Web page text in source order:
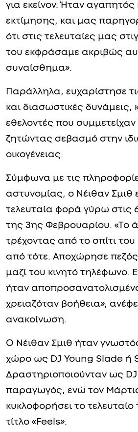
για εκείνον. Ήταν αγαπητός
εκτίμησης, και μας
ότι στις τελευταίες μας
του εκφράσαμε ακριβώς
συναίσθημα».
Παράλληλα, ευχαρίστησε
και διασωστικές δυνάμεις,
εθελοντές που συμμετείχαν
ζητώντας σεβασμό στην
οικογένειας.
Σύμφωνα με τις
αστυνομίας, ο Νέιθαν Σμιθ
τελευταία φορά γύρω στις
της 3ης Φεβρουαρίου. «Το
τρέχοντας από το σπίτι του
από τότε. Αποχώρησε πεζός
μαζί του κινητό τηλέφωνο.
ήταν
χρειαζόταν βοήθεια»,
ανακοίνωση.
Ο Νέιθαν Σμιθ ήταν
χώρο ως DJ Young Slade ή
Δραστηριοποιούνταν ως DJ
παραγωγός, ενώ τον Μάρτιο
κυκλοφορήσει το
τίτλο «Feels».